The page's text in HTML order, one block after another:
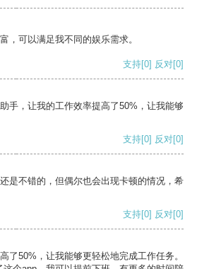
，可以满足我不同的娱乐需求。
支持[0] 反对[0]
手，让我的工作效率提高了50%，让我能够
支持[0] 反对[0]
是不错的，但偶尔也会出现卡顿的情况，希
支持[0] 反对[0]
了50%，让我能够更轻松地完成工作任务。